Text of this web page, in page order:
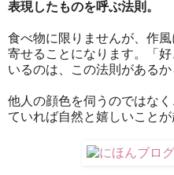
表現したものを呼ぶ法則。
食べ物に限りませんが、作
寄せることになります。「
いるのは、この法則があるか
他人の顔色を伺うのではな
ていれば自然と嬉しいことが